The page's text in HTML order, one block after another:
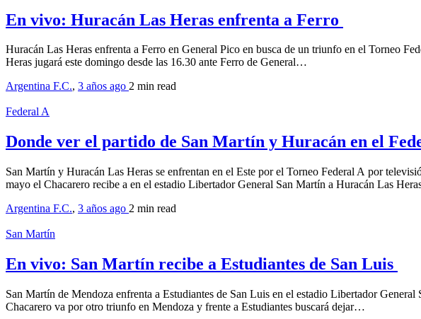
En vivo: Huracán Las Heras enfrenta a Ferro
Huracán Las Heras enfrenta a Ferro en General Pico en busca de un triunfo en el Torneo
Heras jugará este domingo desde las 16.30 ante Ferro de General…
Argentina F.C., 3 años ago 2 min read
Federal A
Donde ver el partido de San Martín y Huracán en el
San Martín y Huracán Las Heras se enfrentan en el Este por el Torneo Federal A por
mayo el Chacarero recibe a en el estadio Libertador General San Martín a Huracán Las
Argentina F.C., 3 años ago 2 min read
San Martín
En vivo: San Martín recibe a Estudiantes de San Luis
San Martín de Mendoza enfrenta a Estudiantes de San Luis en el estadio Libertador
Chacarero va por otro triunfo en Mendoza y frente a Estudiantes buscará dejar…